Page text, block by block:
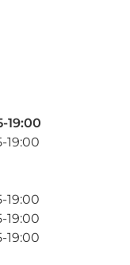
19:00
19:00
19:00
19:00
19:00